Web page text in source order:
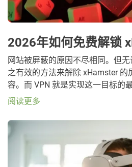
2026年如何免费解锁
网站被屏蔽的原因不尽相同。但
之有效的方法来解除 xHamster 的
容。而 VPN 就是实现这一目标的
阅读更多